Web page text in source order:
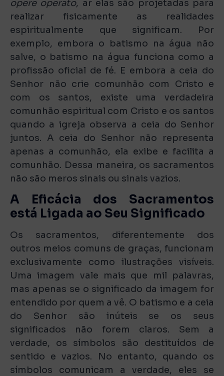
opere operato, ar elas são projetadas para
realizar fisicamente as realidades
espiritualmente que significam. Por
exemplo, embora o batismo na água não
salve, o batismo na água funciona como a
profissão oficial de fé. E embora a ceia do
Senhor não crie comunhão com Cristo e
com os santos, existe uma verdadeira
comunhão espiritual com Cristo e os santos
quando a igreja observa a ceia do Senhor
juntos. A ceia do Senhor não representa
apenas a comunhão, ela exibe e facilita a
comunhão. Dessa maneira, os sacramentos
não são meros sinais ou sinais vazios.
A Eficácia dos Sacramentos
está Ligada ao Seu Significado
Os sacramentos, diferentemente dos
outros meios comuns de graças, funcionam
exclusivamente como ilustrações visíveis.
Uma imagem vale mais que mil palavras,
mas apenas se o significado da imagem for
entendido por quem a vê. O batismo e a ceia
do Senhor são inúteis se os seus
significados não forem claros. Sem a
verdade, os símbolos são destituídos de
sentido e vazios. No entanto, quando os
símbolos comunicam a verdade, eles se